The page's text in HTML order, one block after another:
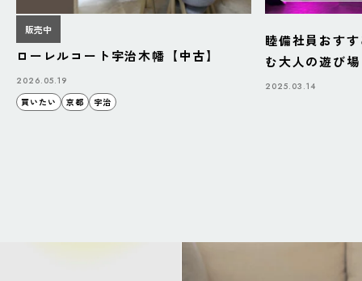
販売中
ローレルコート宇治木幡【中古】
2026.05.19
買いたい
京都 宇治
睦備社員おす
む大人の遊び
BAZAAR」
2025.03.14